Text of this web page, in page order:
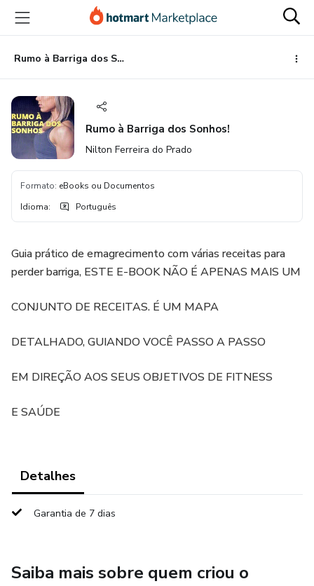
para
conteúdo
principal
para
pagamento
para
rodapé
Rumo à Barriga dos Sonhos!
Rumo à Barriga dos Sonhos!
Nilton Ferreira do Prado
Formato: eBooks ou Documentos
Idioma: Português
Guia prático de emagrecimento com várias receitas para
perder barriga, ESTE E-BOOK NÃO É APENAS MAIS UM
CONJUNTO DE RECEITAS. É UM MAPA
DETALHADO, GUIANDO VOCÊ PASSO A PASSO
EM DIREÇÃO AOS SEUS OBJETIVOS DE FITNESS
E SAÚDE
Detalhes
Garantia de 7 dias
Saiba mais sobre quem criou o